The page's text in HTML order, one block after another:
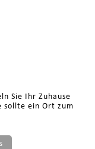
Sie Ihr Zuhause
sollte ein Ort zum